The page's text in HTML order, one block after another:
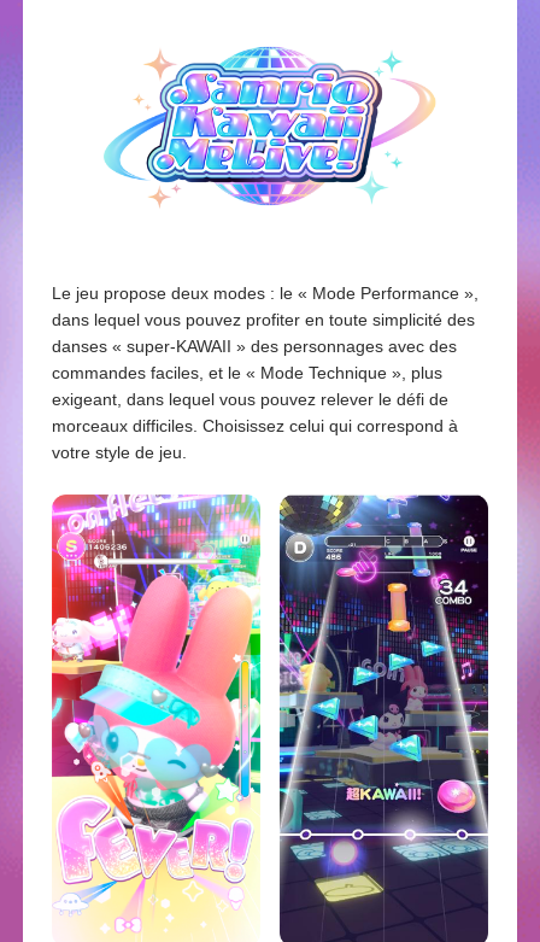
Le jeu propose deux modes : le « Mode Performance »,
dans lequel vous pouvez profiter en toute simplicité des
danses « super-KAWAII » des personnages avec des
commandes faciles, et le « Mode Technique », plus
exigeant, dans lequel vous pouvez relever le défi de
morceaux difficiles. Choisissez celui qui correspond à
votre style de jeu.